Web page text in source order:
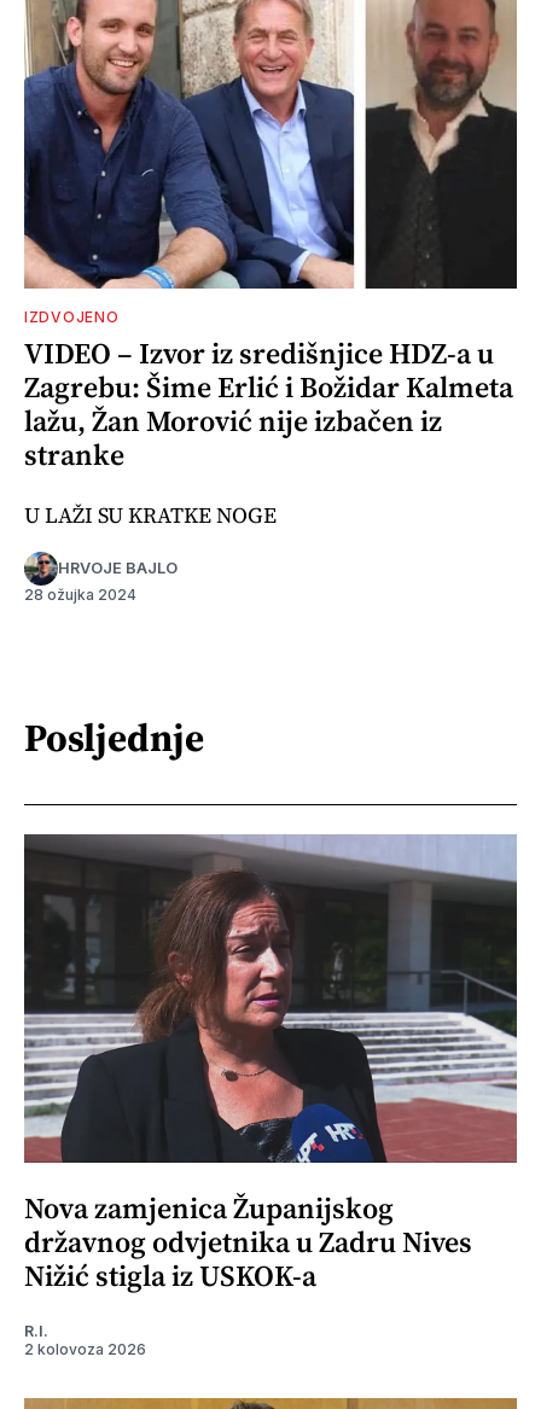
IZDVOJENO
VIDEO – Izvor iz središnjice HDZ-a u
Zagrebu: Šime Erlić i Božidar Kalmeta
lažu, Žan Morović nije izbačen iz
stranke
U LAŽI SU KRATKE NOGE
HRVOJE BAJLO
28 ožujka 2024
Posljednje
Nova zamjenica Županijskog
državnog odvjetnika u Zadru Nives
Nižić stigla iz USKOK-a
R.I.
2 kolovoza 2026